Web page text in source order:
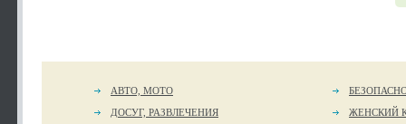
АВТО, МОТО
ДОСУГ, РАЗВЛЕЧЕНИЯ
ЖЕНСКИЙ